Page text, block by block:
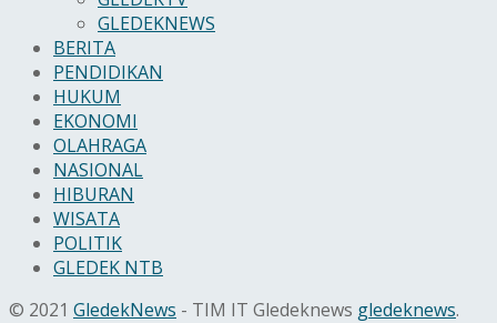
GLEDEKNEWS
BERITA
PENDIDIKAN
HUKUM
EKONOMI
OLAHRAGA
NASIONAL
HIBURAN
WISATA
POLITIK
GLEDEK NTB
© 2021 GledekNews - TIM IT Gledeknews gledeknews.